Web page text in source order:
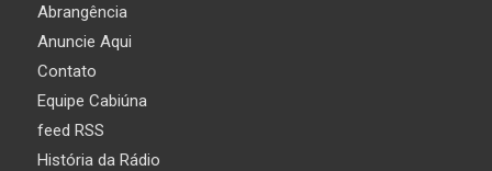
Abrangência
Anuncie Aqui
Contato
Equipe Cabiúna
feed RSS
História da Rádio